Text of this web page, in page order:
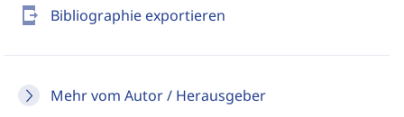
send_to_mobile Bibliographie exportieren
Mehr vom Autor / Herausgeber